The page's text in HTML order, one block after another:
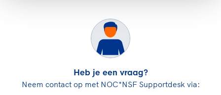
Heb je een vraag?
Neem contact op met NOC*NSF Supportdesk via: